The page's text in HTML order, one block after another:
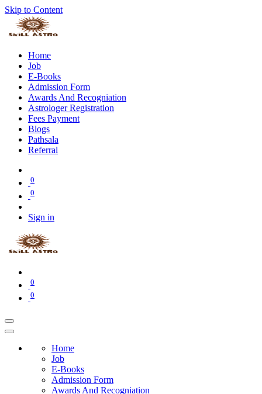
Skip to Content
Home
Job
E-Books
Admission Form
Awards And Recogniation
Astrologer Registration
Fees Payment
Blogs
Pathsala
Referral
0
0
Sign in
0
0
Home
Job
E-Books
Admission Form
Awards And Recogniation